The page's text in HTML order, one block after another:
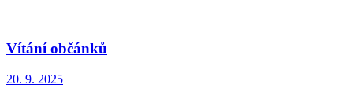
Vítání občánků
20. 9. 2025